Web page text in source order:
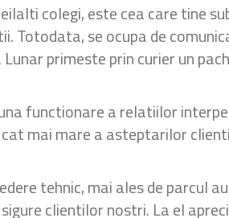
colegi, este cea care tine
Totodata, se ocupa de
primeste prin curier un
functionare a relatiilor
mai mare a asteptarilor
tehnic, mai ales de parcul
clientilor nostri. La el